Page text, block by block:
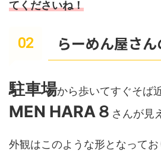
てくださいね！
らーめん屋さ
駐車場から歩いてすぐそば
MEN HARA８ さんが見
外観はこのような形となって